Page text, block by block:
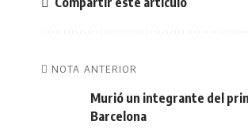
NOTA ANTERIOR
Murió un integrante del
Barcelona